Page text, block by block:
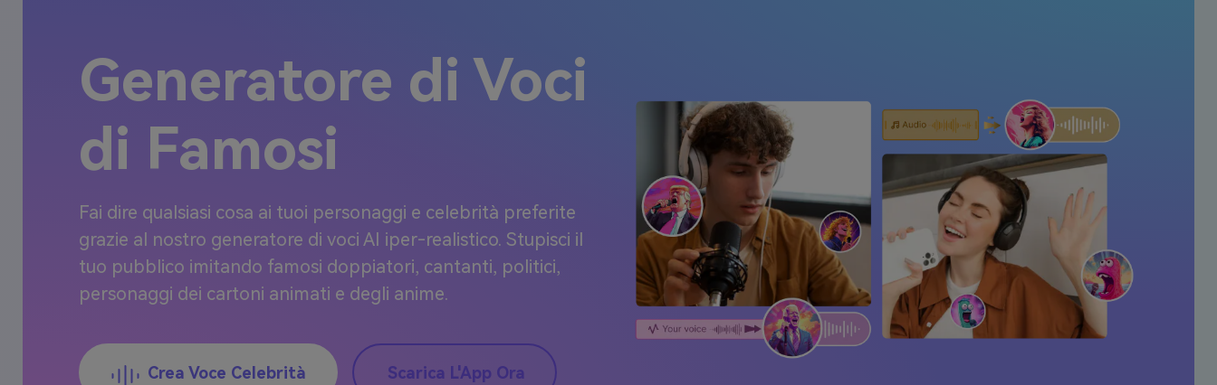
Generatore di Voci
di Famosi
Fai dire qualsiasi cosa ai tuoi personaggi e celebrità preferite
grazie al nostro generatore di voci AI iper-realistico. Stupisci il
tuo pubblico imitando famosi doppiatori, cantanti, politici,
personaggi dei cartoni animati e degli anime.
Crea Voce Celebrità Scarica L'App Ora